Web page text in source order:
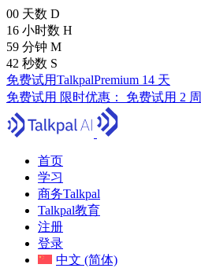
00 天数 D
16 小时数 H
59 分钟 M
41 秒数 S
免费试用TalkpalPremium 14 天
免费试用 限时优惠： 免费试用 2 周
首页
学习
商务Talkpal
Talkpal教育
注册
登录
中文 (简体)